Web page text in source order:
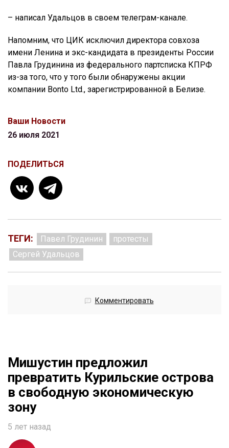
– написал Удальцов в своем телеграм-канале.
Напомним, что ЦИК исключил директора совхоза
имени Ленина и экс-кандидата в президенты России
Павла Грудинина из федерального партсписка КПРФ
из-за того, что у того были обнаружены акции
компании Bonto Ltd., зарегистрированной в Белизе.
Ваши Новости
26 июля 2021
ПОДЕЛИТЬСЯ
ТЕГИ: Павел Грудинин
протесты
Сергей Удальцов
Комментировать
Мишустин предложил
превратить Курильские острова
в свободную экономическую
зону
5 лет назад